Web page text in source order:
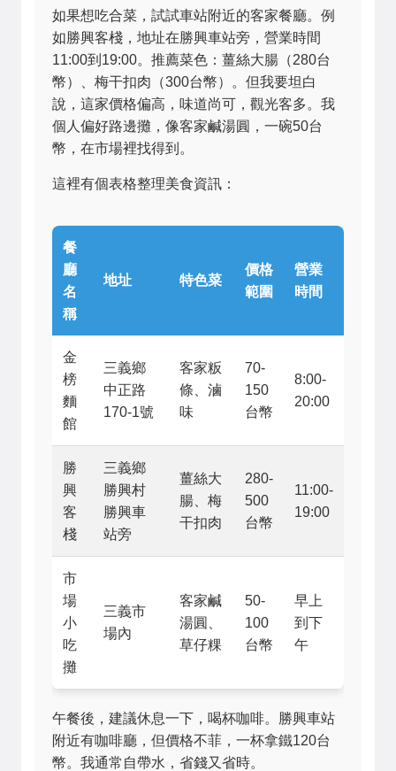
如果想吃合菜，試試車站附近的客家餐廳。例
如勝興客棧，地址在勝興車站旁，營業時間
11:00到19:00。推薦菜色：薑絲大腸（280台
幣）、梅干扣肉（300台幣）。但我要坦白
說，這家價格偏高，味道尚可，觀光客多。我
個人偏好路邊攤，像客家鹹湯圓，一碗50台
幣，在市場裡找得到。
這裡有個表格整理美食資訊：
餐
廳
名
稱
地址 特色菜
價格
範圍
營業
時間
金
榜
麵
館
三義鄉
中正路
170-1號
客家粄
條、滷
味
70-
150
台幣
8:00-
20:00
勝
興
客
棧
三義鄉
勝興村
勝興車
站旁
薑絲大
腸、梅
干扣肉
280-
500
台幣
11:00-
19:00
市
場
小
吃
攤
三義市
場內
客家鹹
湯圓、
草仔粿
50-
100
台幣
早上
到下
午
午餐後，建議休息一下，喝杯咖啡。勝興車站
附近有咖啡廳，但價格不菲，一杯拿鐵120台
幣。我通常自帶水，省錢又省時。